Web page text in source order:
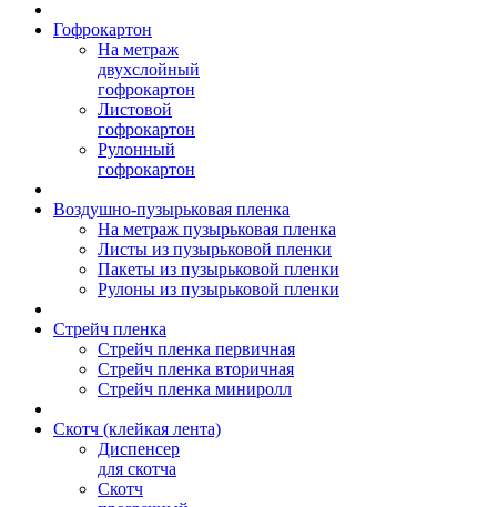
Гофрокартон
На метраж
двухслойный
гофрокартон
Листовой
гофрокартон
Рулонный
гофрокартон
Воздушно-пузырьковая пленка
На метраж пузырьковая пленка
Листы из пузырьковой пленки
Пакеты из пузырьковой пленки
Рулоны из пузырьковой пленки
Стрейч пленка
Стрейч пленка первичная
Стрейч пленка вторичная
Стрейч пленка миниролл
Скотч (клейкая лента)
Диспенсер
для скотча
Скотч